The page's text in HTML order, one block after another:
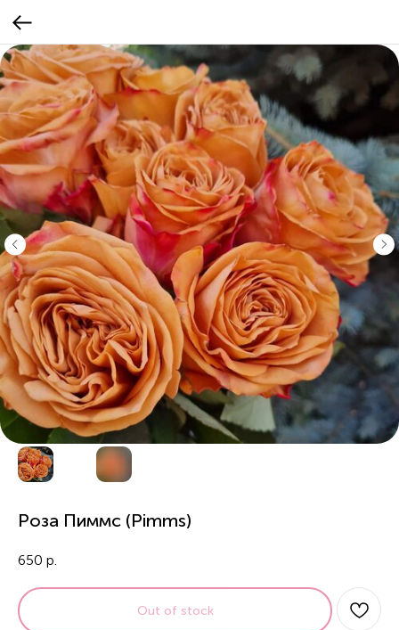
Роза Пиммс (Pimms)
650 р.
Out of stock